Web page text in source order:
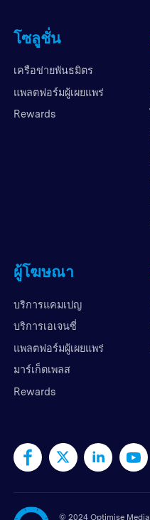
โซลูชั่น
เครือข่ายพันธมิตร
แพลตฟอร์มผู้เผยแพร่
Rewards
ผู้โฆษณา
บริการแคมเปญ
บริการเอเจนซี่
แพลตฟอร์มผู้เผยแพร่
มาร์เก็ตเพลส
Rewards
© 2024 Optimise